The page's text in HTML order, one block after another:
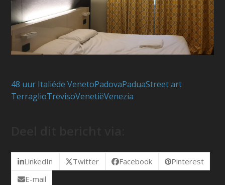
48 uur Italiëde VenetoPadovaPaduaStreet art
TerraglioTrevisoVenetiëVenezia
LinkedIn Twitter Facebook
Pinterest
E-mail